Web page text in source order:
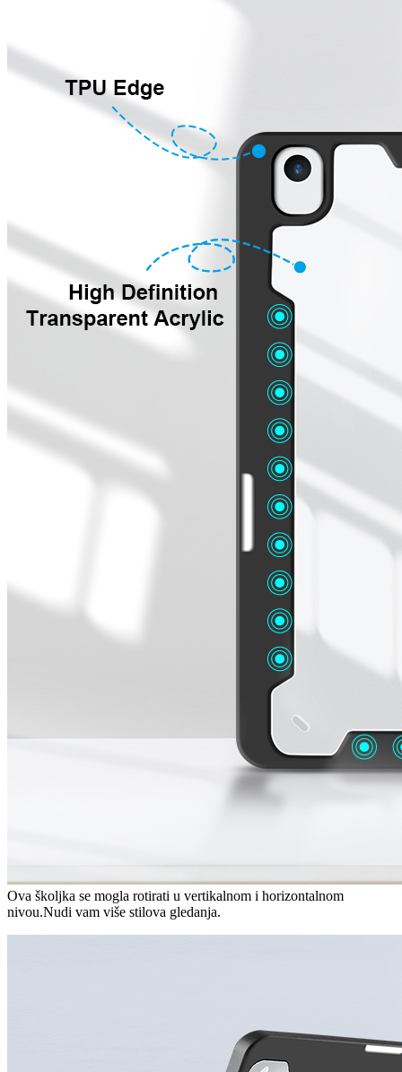
Ova školjka se mogla rotirati u vertikalnom i horizontalnom
nivou.Nudi vam više stilova gledanja.